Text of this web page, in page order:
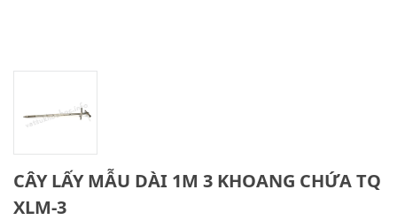
CÂY LẤY MẪU DÀI 1M 3 KHOANG CHỨA TQ
XLM-3